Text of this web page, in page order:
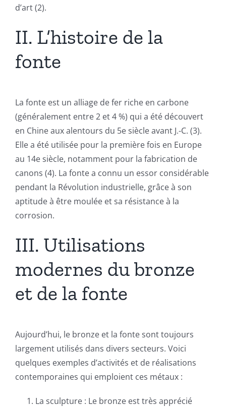
d’art (2).
II. L’histoire de la
fonte
La fonte est un alliage de fer riche en carbone
(généralement entre 2 et 4 %) qui a été découvert
en Chine aux alentours du 5e siècle avant J.-C. (3).
Elle a été utilisée pour la première fois en Europe
au 14e siècle, notamment pour la fabrication de
canons (4). La fonte a connu un essor considérable
pendant la Révolution industrielle, grâce à son
aptitude à être moulée et sa résistance à la
corrosion.
III. Utilisations
modernes du bronze
et de la fonte
Aujourd’hui, le bronze et la fonte sont toujours
largement utilisés dans divers secteurs. Voici
quelques exemples d’activités et de réalisations
contemporaines qui emploient ces métaux :
La sculpture : Le bronze est très apprécié